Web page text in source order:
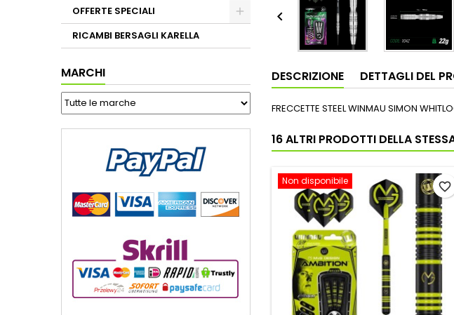
OFFERTE SPECIALI
RICAMBI BERSAGLI KARELLA
MARCHI

DESCRIZIONE DETTAGLI DEL
FRECCETTE STEEL WINMAU SIMON
16 ALTRI PRODOTTI DELLA
Non disponibile favorite_border